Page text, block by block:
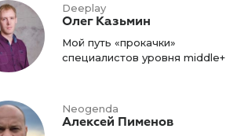
Deeplay
Олег Казьмин
Мой путь «прокачки»
специалистов уровня middle+
Neogenda
Алексей Пименов